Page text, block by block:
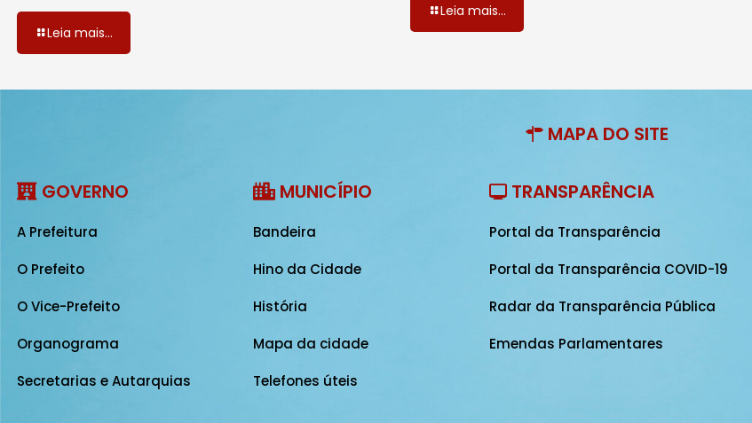
Leia mais...
Leia mais...
MAPA DO SITE
GOVERNO
A Prefeitura
O Prefeito
O Vice-Prefeito
Organograma
Secretarias e Autarquias
MUNICÍPIO
Bandeira
Hino da Cidade
História
Mapa da cidade
Telefones úteis
TRANSPARÊNCIA
Portal da Transparência
Portal da Transparência COVID-19
Radar da Transparência Pública
Emendas Parlamentares